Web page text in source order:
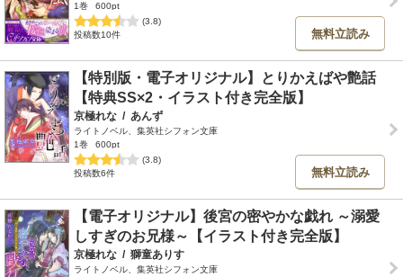
1巻
600pt
(3.8)
投稿数10件
無料立読み
【特別版・電子オリジナル】とりかえばや艶話
【特典SS×2・イラスト付き完全版】
京極れな / あんず
ライトノベル、集英社シフォン文庫
1巻
600pt
(3.8)
投稿数6件
無料立読み
【電子オリジナル】後宮の密やかな戯れ ～溺愛
しすぎのお兄様～【イラスト付き完全版】
京極れな / 獅童ありす
ライトノベル、集英社シフォン文庫